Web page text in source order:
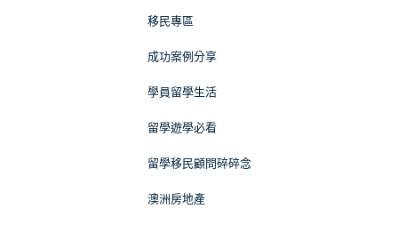
移民專區
成功案例分享
學員留學生活
留學遊學必看
留學移民顧問碎碎念
澳洲房地產